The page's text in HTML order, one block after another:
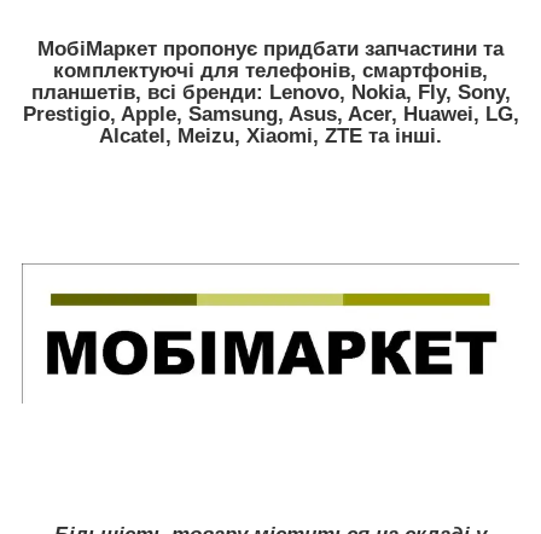
МобiМаркет пропонує придбати запчастини та
комплектуючі для телефонів, смартфонів,
планшетів, всі бренди: Lenovo, Nokia, Fly, Sony,
Prestigio, Apple, Samsung, Asus, Acer, Huawei, LG,
Alcatel, Meizu, Xiaomi, ZTE та інші.